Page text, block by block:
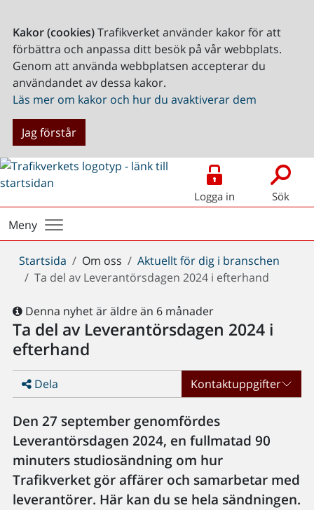
Kakor (cookies)Trafikverket använder kakor för att
förbättra och anpassa ditt besök på vår webbplats.
Genom att använda webbplatsen accepterar du
användandet av dessa kakor.
Läs mer om kakor och hur du avaktiverar dem
Jag förstår
Logga in Sök
Meny
Du
är
Startsida Om oss
Aktuellt för dig i branschen
Ta del av Leverantörsdagen 2024 i efterhand
Denna nyhet är äldre än 6 månader
Ta del av Leverantörsdagen 2024 i
efterhand
Dela Kontaktuppgifter
Den 27 september genomfördes
Leverantörsdagen 2024, en fullmatad 90
minuters studiosändning om hur
Trafikverket gör affärer och samarbetar med
leverantörer. Här kan du se hela sändningen.